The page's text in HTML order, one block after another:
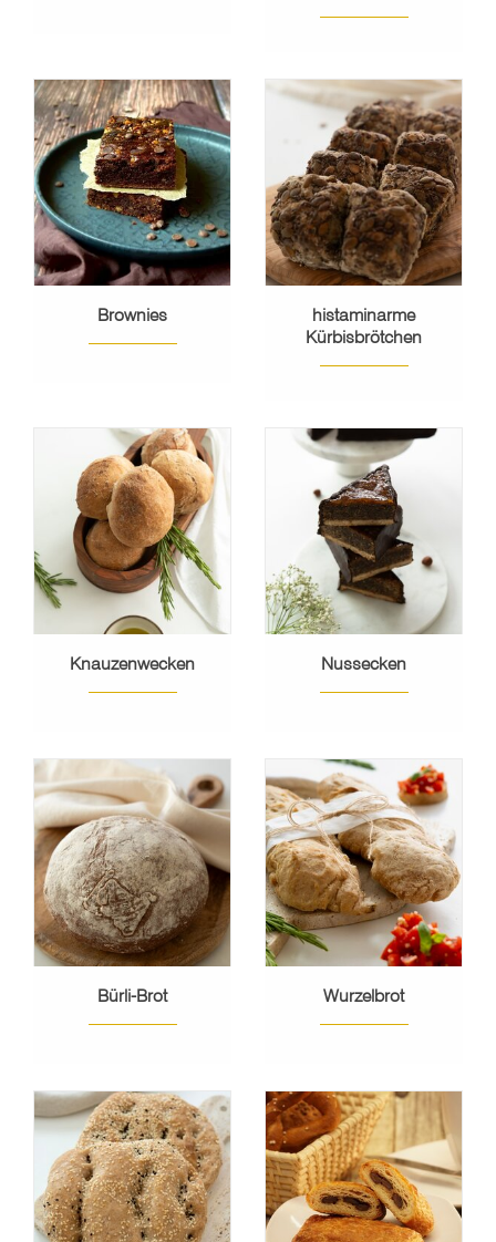
Brownies
histaminarme
Kürbisbrötchen
Knauzenwecken Nussecken
Bürli-Brot Wurzelbrot